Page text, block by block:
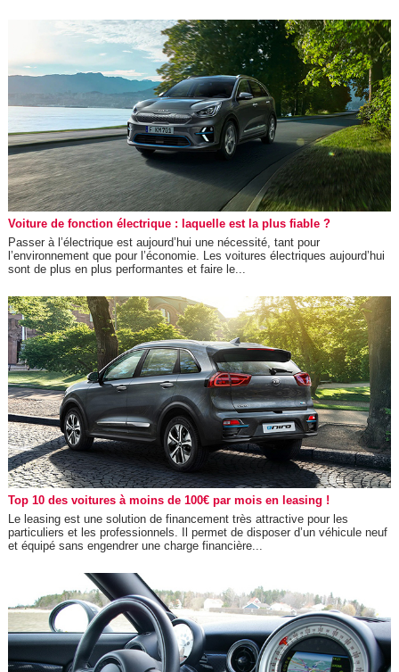
Voiture de fonction électrique : laquelle est la plus fiable ?
Passer à l’électrique est aujourd’hui une nécessité, tant pour
l’environnement que pour l’économie. Les voitures électriques aujourd’hui
sont de plus en plus performantes et faire le...
Top 10 des voitures à moins de 100€ par mois en leasing !
Le leasing est une solution de financement très attractive pour les
particuliers et les professionnels. Il permet de disposer d’un véhicule neuf
et équipé sans engendrer une charge financière...